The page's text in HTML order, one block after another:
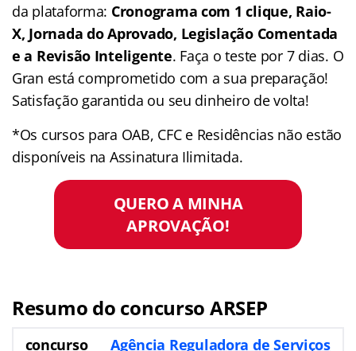
da plataforma: Cronograma com 1 clique, Raio-
X, Jornada do Aprovado, Legislação Comentada
e a Revisão Inteligente. Faça o teste por 7 dias. O
Gran está comprometido com a sua preparação!
Satisfação garantida ou seu dinheiro de volta!
*Os cursos para OAB, CFC e Residências não estão
disponíveis na Assinatura Ilimitada.
QUERO A MINHA
APROVAÇÃO!
Resumo do concurso ARSEP
concurso
Agência Reguladora de Serviços